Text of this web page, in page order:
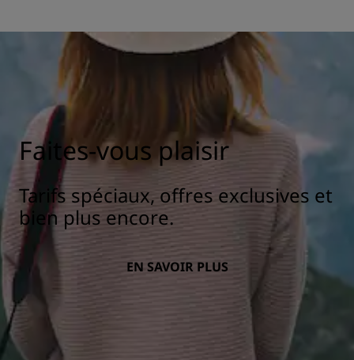
Faites-vous plaisir
Tarifs spéciaux, offres exclusives et
bien plus encore.
EN SAVOIR PLUS